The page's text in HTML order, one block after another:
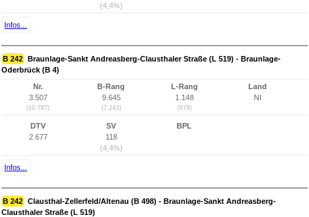
(4,4%)
Infos...
B 242 Braunlage-Sankt Andreasberg-Clausthaler Straße (L 519) - Braunlage-
Oderbrück (B 4)
Nr.
3.507
(10.787)
B-Rang
9.645
(7.243)
L-Rang
1.148
(879)
Land
NI
DTV
2.677
SV
118
(4,4%)
BPL
Infos...
B 242 Clausthal-Zellerfeld/Altenau (B 498) - Braunlage-Sankt Andreasberg-
Clausthaler Straße (L 519)